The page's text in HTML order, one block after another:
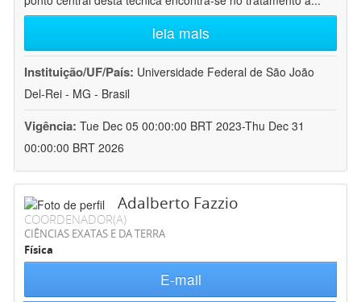
leia mais
Instituição/UF/País: Universidade Federal de São João
Del-Rei - MG - Brasil
Vigência: Tue Dec 05 00:00:00 BRT 2023-Thu Dec 31
00:00:00 BRT 2026
Adalberto Fazzio
COORDENADOR(A)
CIÊNCIAS EXATAS E DA TERRA
Física
E-mail